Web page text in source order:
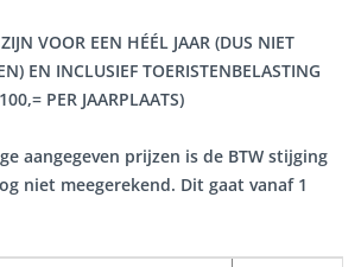
VOOR EEN HÉÉL JAAR (DUS NIET
EN INCLUSIEF TOERISTENBELASTING
PER JAARPLAATS)
aangegeven prijzen is de BTW stijging
niet meegerekend. Dit gaat vanaf 1